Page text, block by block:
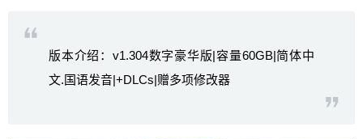
版本介绍：v1.304数字豪华版|容量60GB|简体中
文.国语发音|+DLCs|赠多项修改器